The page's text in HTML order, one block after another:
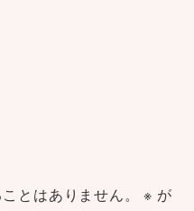
とはありません。 ※ が